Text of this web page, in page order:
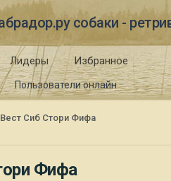
собаки -
Пользователи онлайн
Лидеры Избранное
Сиб Стори Фифа
Фифа